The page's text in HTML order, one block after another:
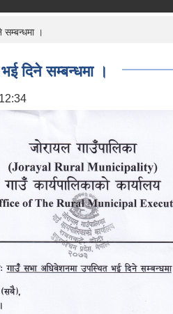
।
दिने सम्बन्धमा ।